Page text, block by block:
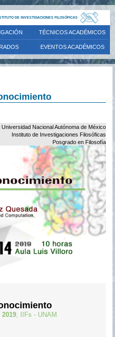
DE INVESTIGACIONES FILOSÓFICAS
TÉCNICOS ACADÉMICOS
EVENTOS ACADÉMICOS
Universidad Nacional Autónoma de México
Instituto de Investigaciones Filosóficas
Posgrado en Filosofía
, IIFs - UNAM